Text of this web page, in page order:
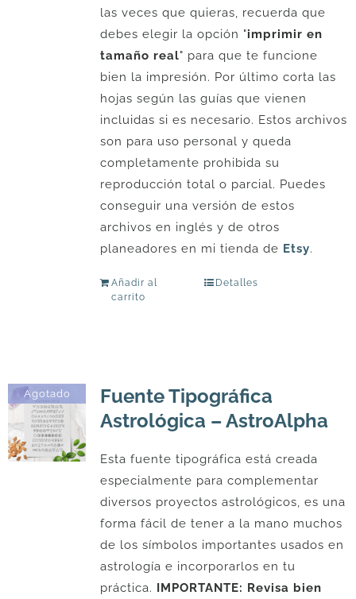
las veces que quieras, recuerda que
debes elegir la opción "imprimir en
tamaño real" para que te funcione
bien la impresión. Por último corta las
hojas según las guías que vienen
incluidas si es necesario. Estos archivos
son para uso personal y queda
completamente prohibida su
reproducción total o parcial. Puedes
conseguir una versión de estos
archivos en inglés y de otros
planeadores en mi tienda de Etsy.
Añadir al
carrito
Detalles
Agotado
Fuente Tipográfica
Astrológica – AstroAlpha
Esta fuente tipográfica está creada
especialmente para complementar
diversos proyectos astrológicos, es una
forma fácil de tener a la mano muchos
de los símbolos importantes usados en
astrología e incorporarlos en tu
práctica. IMPORTANTE: Revisa bien